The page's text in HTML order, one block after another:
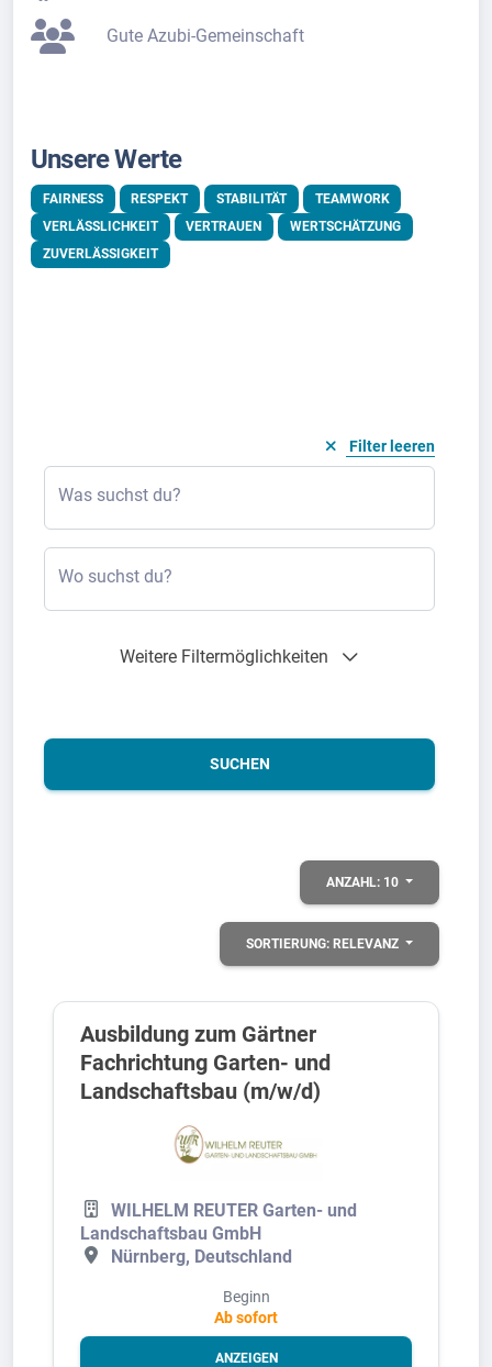
Gute Azubi-Gemeinschaft
Unsere Werte
FAIRNESS RESPEKT STABILITÄT
TEAMWORK
VERLÄSSLICHKEIT
VERTRAUEN
WERTSCHÄTZUNG
ZUVERLÄSSIGKEIT
Filter leeren
Was suchst du?
Wo suchst du?
Weitere Filtermöglichkeiten
SUCHEN
ANZAHL: 10
SORTIERUNG: RELEVANZ
Ausbildung zum Gärtner
Fachrichtung Garten- und
Landschaftsbau (m/w/d)
WILHELM REUTER Garten- und
Landschaftsbau GmbH
Nürnberg, Deutschland
Beginn
Ab sofort
ANZEIGEN